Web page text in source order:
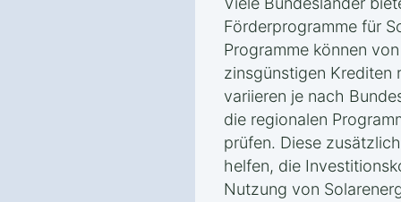
Förderprogramme für
Programme können
zinsgünstigen Krediten
variieren je nach
die regionalen
prüfen. Diese
helfen, die
Nutzung von